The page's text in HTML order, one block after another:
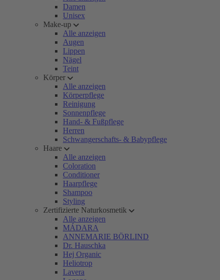
Damen
Unisex
Make-up
Alle anzeigen
Augen
Lippen
Nägel
Teint
Körper
Alle anzeigen
Körperpflege
Reinigung
Sonnenpflege
Hand- & Fußpflege
Herren
Schwangerschafts- & Babypflege
Haare
Alle anzeigen
Coloration
Conditioner
Haarpflege
Shampoo
Styling
Zertifizierte Naturkosmetik
Alle anzeigen
MÁDARA
ANNEMARIE BÖRLIND
Dr. Hauschka
Hej Organic
Heliotrop
Lavera